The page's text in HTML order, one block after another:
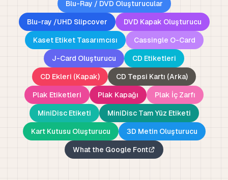
Blu-Ray / DVD Oluşturucular
Blu-ray /UHD Slipcover
DVD Kapak Oluşturucu
Kaset Etiket Tasarımcısı
Cassingle O-Card
J-Card Oluşturucu
CD Etiketleri
CD Ekleri (Kapak)
CD Tepsi Kartı (Arka)
Plak Etiketleri
Plak Kapağı
Plak İç Zarfı
MiniDisc Etiketi
MiniDisc Tam Yüz Etiketi
Kart Kutusu Oluşturucu
3D Metin Oluşturucu
What the Google Font